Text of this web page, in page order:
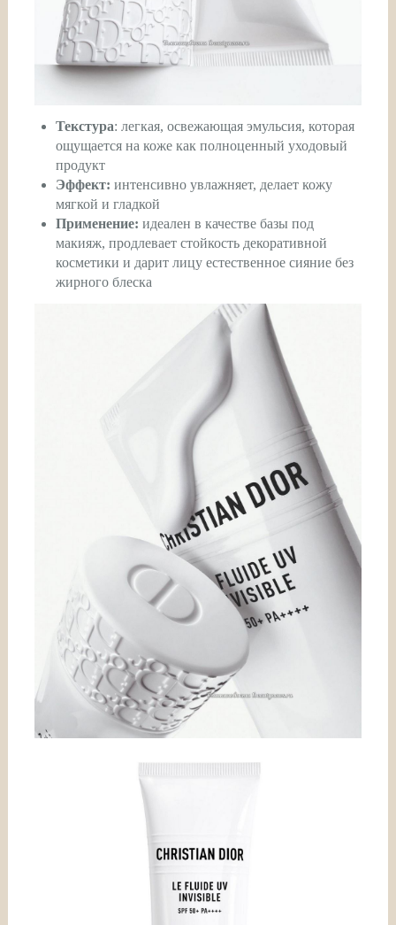
Текстура: легкая, освежающая эмульсия, которая
ощущается на коже как полноценный уходовый
продукт
Эффект: интенсивно увлажняет, делает кожу
мягкой и гладкой
Применение: идеален в качестве базы под
макияж, продлевает стойкость декоративной
косметики и дарит лицу естественное сияние без
жирного блеска